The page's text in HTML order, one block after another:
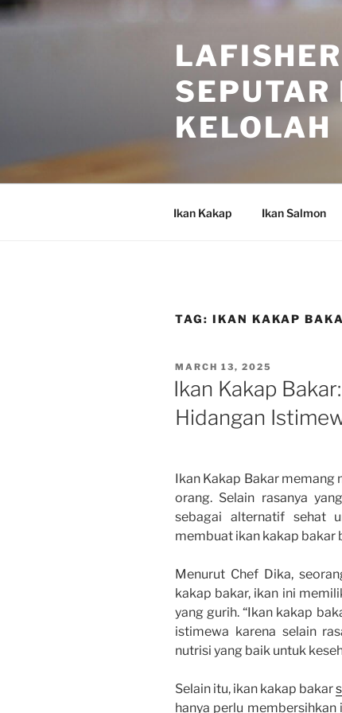
Skip
to
KELOLAH
Ikan Kakap Ikan Salmon
TAG: IKAN KAKAP
POSTED
ON
MARCH 13, 2025
Ikan Kakap
Hidangan
Ikan Kakap Bakar memang
orang. Selain rasanya
sebagai alternatif sehat
membuat ikan kakap bakar
Menurut Chef Dika,
kakap bakar, ikan ini
yang gurih. “Ikan kakap
istimewa karena selain
nutrisi yang baik untuk
Selain itu, ikan kakap bakar
hanya perlu